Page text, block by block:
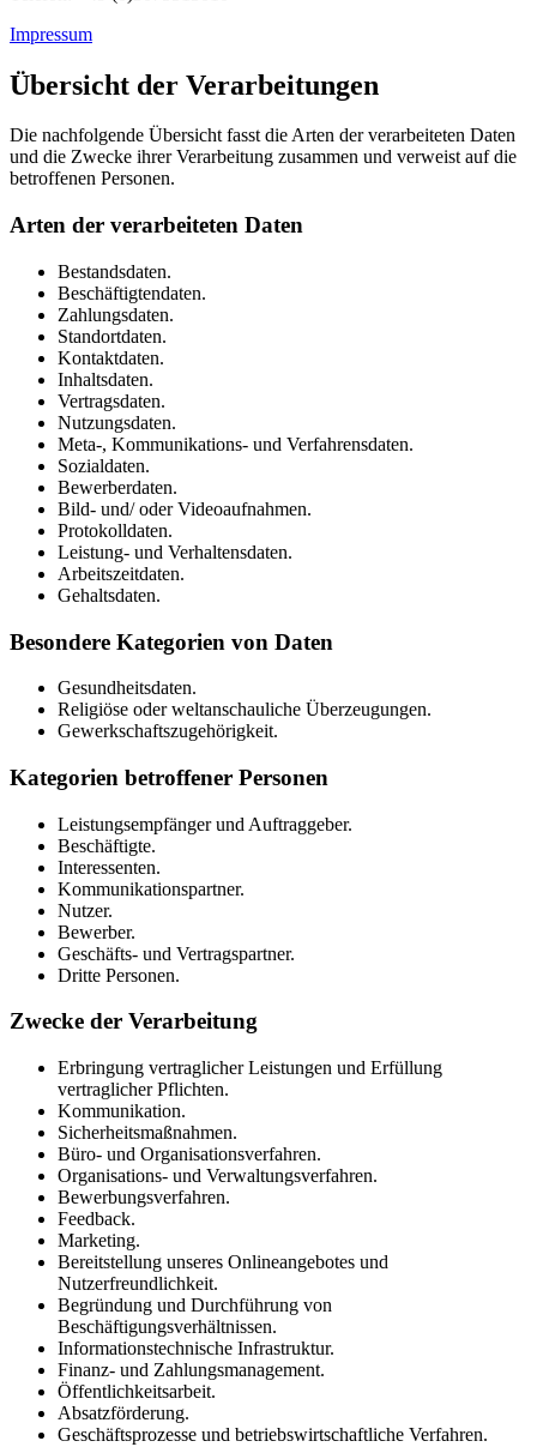
Impressum
Übersicht der Verarbeitungen
Die nachfolgende Übersicht fasst die Arten der verarbeiteten Daten
und die Zwecke ihrer Verarbeitung zusammen und verweist auf die
betroffenen Personen.
Arten der verarbeiteten Daten
Bestandsdaten.
Beschäftigtendaten.
Zahlungsdaten.
Standortdaten.
Kontaktdaten.
Inhaltsdaten.
Vertragsdaten.
Nutzungsdaten.
Meta-, Kommunikations- und Verfahrensdaten.
Sozialdaten.
Bewerberdaten.
Bild- und/ oder Videoaufnahmen.
Protokolldaten.
Leistung- und Verhaltensdaten.
Arbeitszeitdaten.
Gehaltsdaten.
Besondere Kategorien von Daten
Gesundheitsdaten.
Religiöse oder weltanschauliche Überzeugungen.
Gewerkschaftszugehörigkeit.
Kategorien betroffener Personen
Leistungsempfänger und Auftraggeber.
Beschäftigte.
Interessenten.
Kommunikationspartner.
Nutzer.
Bewerber.
Geschäfts- und Vertragspartner.
Dritte Personen.
Zwecke der Verarbeitung
Erbringung vertraglicher Leistungen und Erfüllung
vertraglicher Pflichten.
Kommunikation.
Sicherheitsmaßnahmen.
Büro- und Organisationsverfahren.
Organisations- und Verwaltungsverfahren.
Bewerbungsverfahren.
Feedback.
Marketing.
Bereitstellung unseres Onlineangebotes und
Nutzerfreundlichkeit.
Begründung und Durchführung von
Beschäftigungsverhältnissen.
Informationstechnische Infrastruktur.
Finanz- und Zahlungsmanagement.
Öffentlichkeitsarbeit.
Absatzförderung.
Geschäftsprozesse und betriebswirtschaftliche Verfahren.